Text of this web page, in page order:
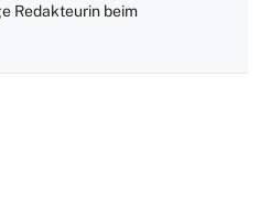
Redakteurin beim